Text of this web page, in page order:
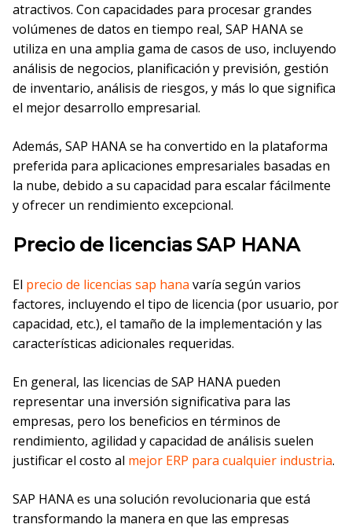
atractivos. Con capacidades para procesar grandes
volúmenes de datos en tiempo real, SAP HANA se
utiliza en una amplia gama de casos de uso, incluyendo
análisis de negocios, planificación y previsión, gestión
de inventario, análisis de riesgos, y más lo que significa
el mejor desarrollo empresarial.
Además, SAP HANA se ha convertido en la plataforma
preferida para aplicaciones empresariales basadas en
la nube, debido a su capacidad para escalar fácilmente
y ofrecer un rendimiento excepcional.
Precio de licencias SAP HANA
El precio de licencias sap hana varía según varios
factores, incluyendo el tipo de licencia (por usuario, por
capacidad, etc.), el tamaño de la implementación y las
características adicionales requeridas.
En general, las licencias de SAP HANA pueden
representar una inversión significativa para las
empresas, pero los beneficios en términos de
rendimiento, agilidad y capacidad de análisis suelen
justificar el costo al mejor ERP para cualquier industria.
SAP HANA es una solución revolucionaria que está
transformando la manera en que las empresas